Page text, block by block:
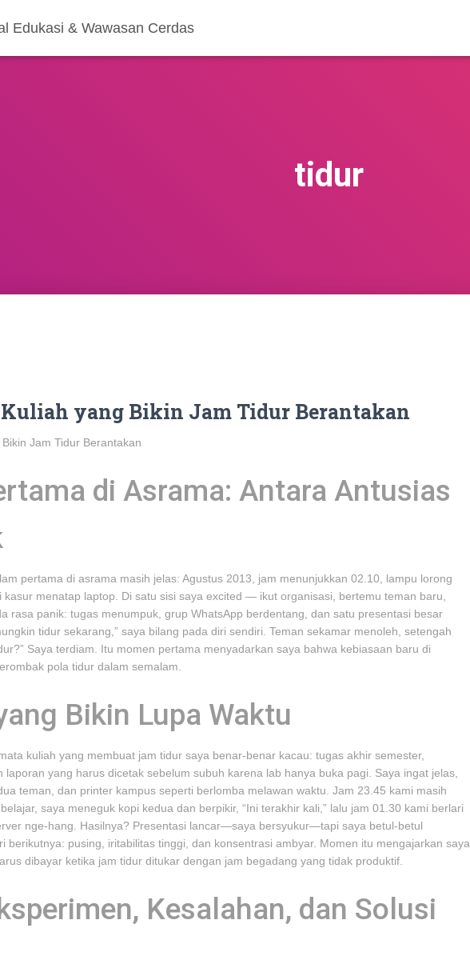
Edukasi & Wawasan Cerdas
tidur
yang Bikin Jam Tidur Berantakan
Jam Tidur Berantakan
di Asrama: Antara Antusias
pertama di asrama masih jelas: Agustus 2013, jam menunjukkan 02.10, lampu lorong
kasur menatap laptop. Di satu sisi saya excited — ikut organisasi, bertemu teman baru,
rasa panik: tugas menumpuk, grup WhatsApp berdentang, dan satu presentasi besar
tidur sekarang,” saya bilang pada diri sendiri. Teman sekamar menoleh, setengah
Saya terdiam. Itu momen pertama menyadarkan saya bahwa kebiasaan baru di
pola tidur dalam semalam.
Bikin Lupa Waktu
kuliah yang membuat jam tidur saya benar-benar kacau: tugas akhir semester,
laporan yang harus dicetak sebelum subuh karena lab hanya buka pagi. Saya ingat jelas,
teman, dan printer kampus seperti berlomba melawan waktu. Jam 23.45 kami masih
saya meneguk kopi kedua dan berpikir, “Ini terakhir kali,” lalu jam 01.30 kami berlari
nge-hang. Hasilnya? Presentasi lancar—saya bersyukur—tapi saya betul-betul
berikutnya: pusing, iritabilitas tinggi, dan konsentrasi ambyar. Momen itu mengajarkan saya
dibayar ketika jam tidur ditukar dengan jam begadang yang tidak produktif.
Kesalahan, dan Solusi